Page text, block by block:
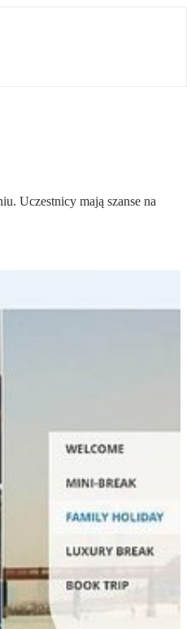
Uczestnicy mają szanse na